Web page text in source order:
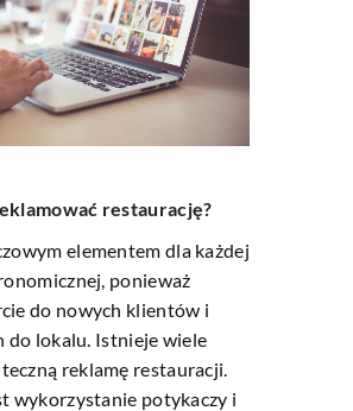
restaurację?
elementem dla każdej
ponieważ
do nowych klientów i
do lokalu. Istnieje wiele
reklamę restauracji.
wykorzystanie potykaczy i